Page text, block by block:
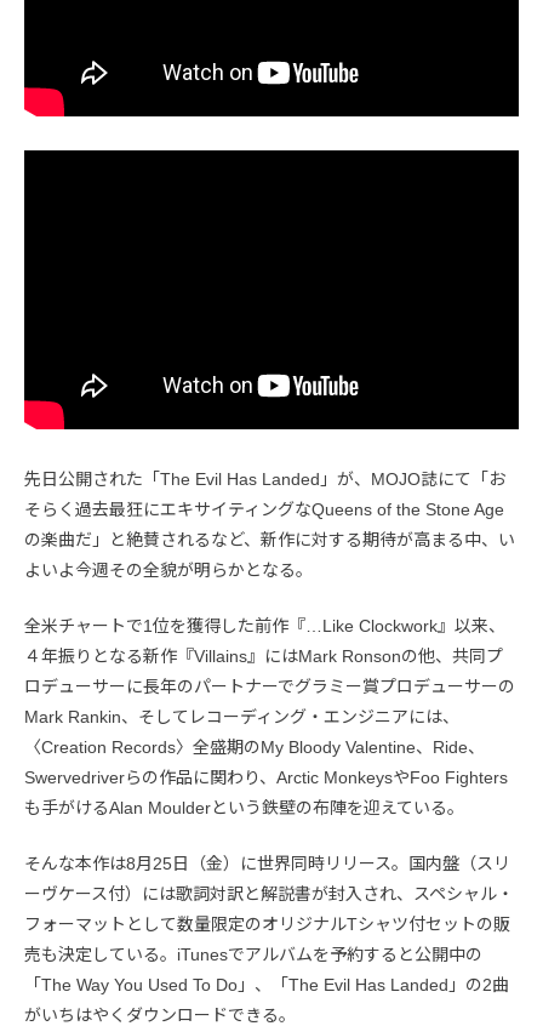
先日公開された「The Evil Has Landed」が、MOJO誌にて「お
そらく過去最狂にエキサイティングなQueens of the Stone Age
の楽曲だ」と絶賛されるなど、新作に対する期待が高まる中、い
よいよ今週その全貌が明らかとなる。
全米チャートで1位を獲得した前作『…Like Clockwork』以来、
４年振りとなる新作『Villains』にはMark Ronsonの他、共同プ
ロデューサーに長年のパートナーでグラミー賞プロデューサーの
Mark Rankin、そしてレコーディング・エンジニアには、
〈Creation Records〉全盛期のMy Bloody Valentine、Ride、
Swervedriverらの作品に関わり、Arctic MonkeysやFoo Fighters
も手がけるAlan Moulderという鉄壁の布陣を迎えている。
そんな本作は8月25日（金）に世界同時リリース。国内盤（スリ
ーヴケース付）には歌詞対訳と解説書が封入され、スペシャル・
フォーマットとして数量限定のオリジナルTシャツ付セットの販
売も決定している。iTunesでアルバムを予約すると公開中の
「The Way You Used To Do」、「The Evil Has Landed」の2曲
がいちはやくダウンロードできる。